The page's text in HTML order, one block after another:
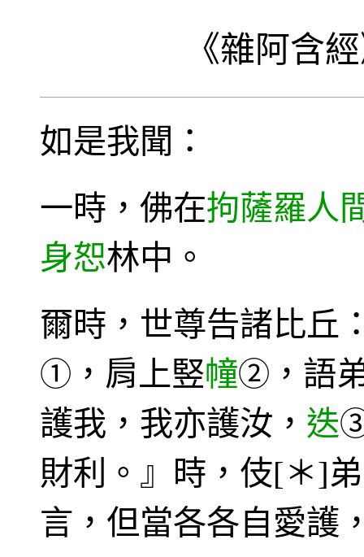
《雜阿含
如是我聞：
一時，佛在拘薩羅人
身恕林中。
爾時，世尊告諸比丘
① ，肩上竪幢② ，語
護我，我亦護汝， 迭
財利。』時，伎[＊]
言，但當各各自愛護